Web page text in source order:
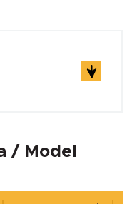
/ Model